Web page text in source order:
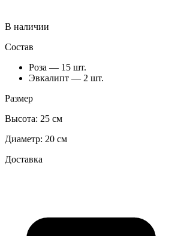
В наличии
Состав
Роза — 15 шт.
Эвкалипт — 2 шт.
Размер
Высота: 25 см
Диаметр: 20 см
Доставка